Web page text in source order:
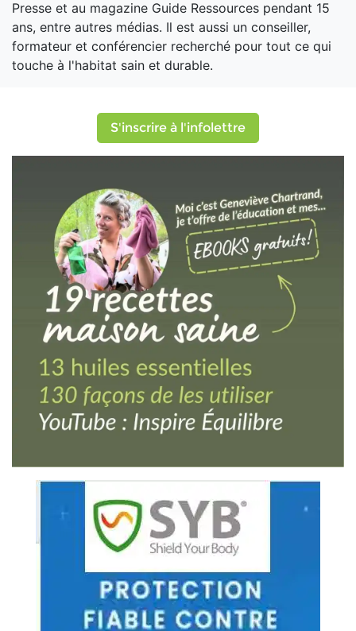
Presse et au magazine Guide Ressources pendant 15
ans, entre autres médias. Il est aussi un conseiller,
formateur et conférencier recherché pour tout ce qui
touche à l'habitat sain et durable.
S'inscrire à l'infolettre